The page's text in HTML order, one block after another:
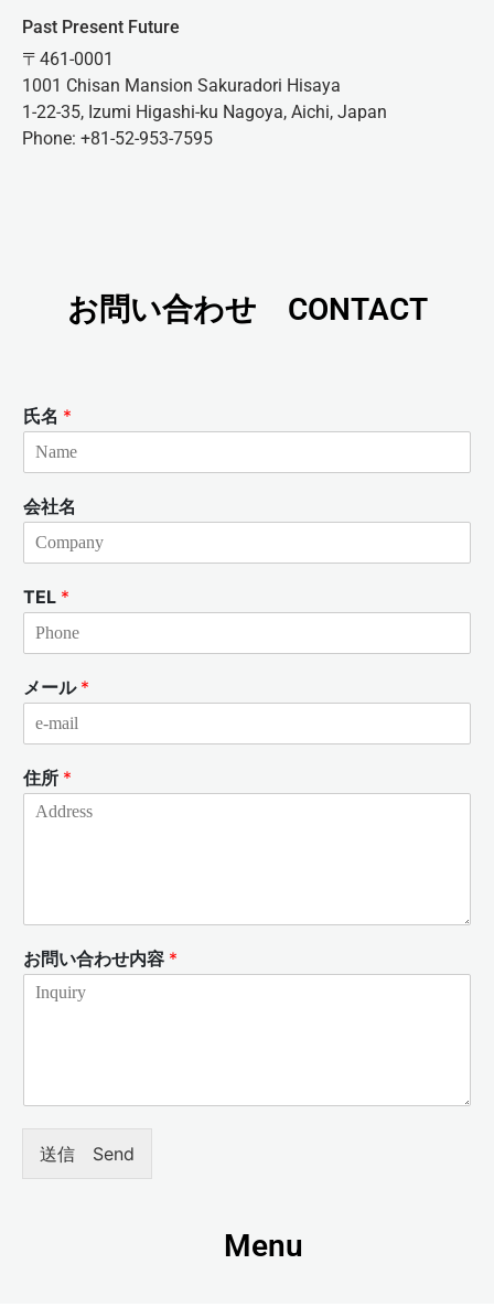
Past Present Future
〒461-0001
1001 Chisan Mansion Sakuradori Hisaya
1-22-35, Izumi Higashi-ku Nagoya, Aichi, Japan
Phone: +81-52-953-7595
お問い合わせ CONTACT
氏名 *
会社名
TEL *
メール *
住所 *
お問い合わせ内容 *
送信 Send
Menu